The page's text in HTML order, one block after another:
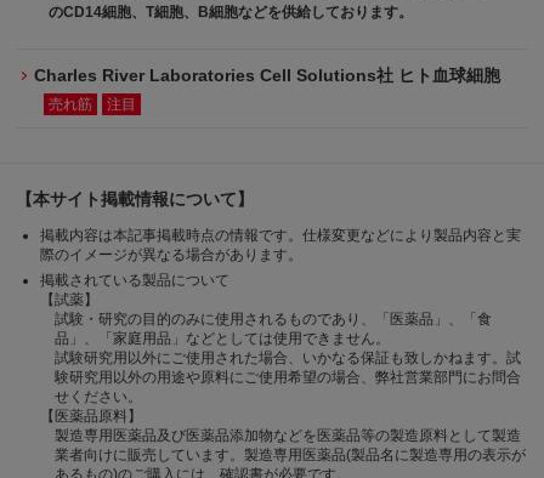
のCD14細胞、T細胞、B細胞などを供給しております。
Charles River Laboratories Cell Solutions社 ヒト血球細胞
売れ筋 注目
【本サイト掲載情報について】
掲載内容は本記事掲載時点の情報です。仕様変更などにより製品内容と実
際のイメージが異なる場合があります。
掲載されている製品について
【試薬】
試験・研究の目的のみに使用されるものであり、「医薬品」、「食
品」、「家庭用品」などとしては使用できません。
試験研究用以外にご使用された場合、いかなる保証も致しかねます。試
験研究用以外の用途や原料にご使用希望の場合、弊社営業部門にお問合
せください。
【医薬品原料】
製造専用医薬品及び医薬品添加物などを医薬品等の製造原料として製造
業者向けに販売しています。製造専用医薬品(製品名に製造専用の表示が